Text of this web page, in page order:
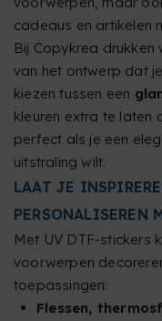
cadeaus en artikelen
Bij Copykrea drukken
van het ontwerp dat
kiezen tussen een
kleuren extra te laten
perfect als je een
uitstraling wilt.
LAAT JE
PERSONALISEREN
Met UV DTF-stickers
voorwerpen
toepassingen:
Flessen,